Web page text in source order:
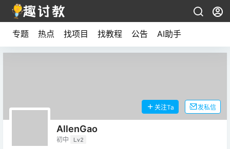
专题 热点 找项目 找教程 公告 AI助手
AllenGao
初中 Lv2
关注Ta 发私信